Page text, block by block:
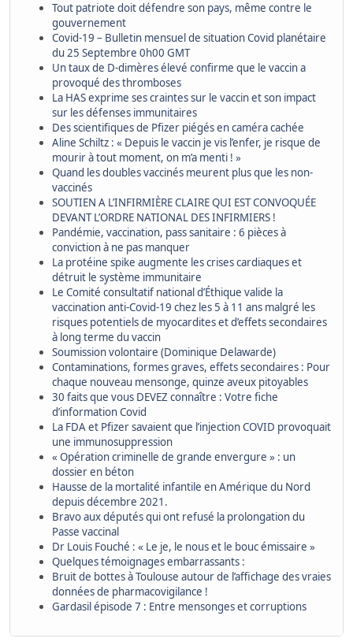
Tout patriote doit défendre son pays, même contre le
gouvernement
Covid-19 – Bulletin mensuel de situation Covid planétaire
du 25 Septembre 0h00 GMT
Un taux de D-dimères élevé confirme que le vaccin a
provoqué des thromboses
La HAS exprime ses craintes sur le vaccin et son impact
sur les défenses immunitaires
Des scientifiques de Pfizer piégés en caméra cachée
Aline Schiltz : « Depuis le vaccin je vis l’enfer, je risque de
mourir à tout moment, on m’a menti ! »
Quand les doubles vaccinés meurent plus que les non-
vaccinés
SOUTIEN A L’INFIRMIÈRE CLAIRE QUI EST CONVOQUÉE
DEVANT L’ORDRE NATIONAL DES INFIRMIERS !
Pandémie, vaccination, pass sanitaire : 6 pièces à
conviction à ne pas manquer
La protéine spike augmente les crises cardiaques et
détruit le système immunitaire
Le Comité consultatif national d’Éthique valide la
vaccination anti-Covid-19 chez les 5 à 11 ans malgré les
risques potentiels de myocardites et d’effets secondaires
à long terme du vaccin
Soumission volontaire (Dominique Delawarde)
Contaminations, formes graves, effets secondaires : Pour
chaque nouveau mensonge, quinze aveux pitoyables
30 faits que vous DEVEZ connaître : Votre fiche
d’information Covid
La FDA et Pfizer savaient que l’injection COVID provoquait
une immunosuppression
« Opération criminelle de grande envergure » : un
dossier en béton
Hausse de la mortalité infantile en Amérique du Nord
depuis décembre 2021.
Bravo aux députés qui ont refusé la prolongation du
Passe vaccinal
Dr Louis Fouché : « Le je, le nous et le bouc émissaire »
Quelques témoignages embarrassants :
Bruit de bottes à Toulouse autour de l’affichage des vraies
données de pharmacovigilance !
Gardasil épisode 7 : Entre mensonges et corruptions